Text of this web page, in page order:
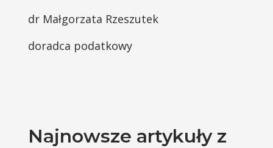
dr Małgorzata Rzeszutek
doradca podatkowy
Najnowsze artykuły z